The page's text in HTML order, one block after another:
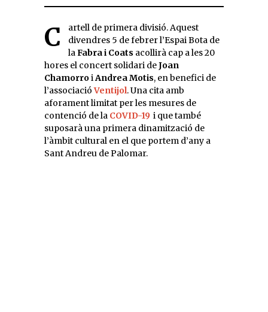
Cartell de primera divisió. Aquest
divendres 5 de febrer l’Espai Bota de
laFabra i Coats acollirà cap a les 20
hores el concert solidari deJoan
ChamorroiAndrea Motis, en benefici de
l’associacióVentijol. Una cita amb
aforament limitat per les mesures de
contenció de la COVID-19 i que també
suposarà una primera dinamització de
l’àmbit cultural en el que portem d’any a
Sant Andreu de Palomar.